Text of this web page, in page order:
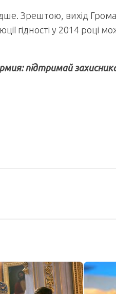
Зрештою, вихід
гідності у 2014 році
підтримай